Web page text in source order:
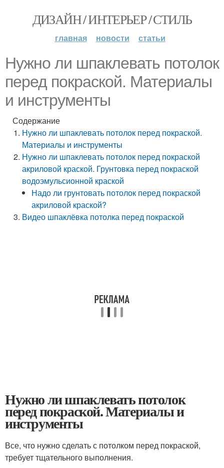
ДИЗАЙН / ИНТЕРЬЕР / СТИЛЬ
главная новости статьи
Нужно ли шпаклевать потолок
перед покраской. Материалы
и инструменты
Содержание
Нужно ли шпаклевать потолок перед покраской.
Материалы и инструменты
Нужно ли шпаклевать потолок перед покраской
акриловой краской. Грунтовка перед покраской
водоэмульсионной краской
Надо ли грунтовать потолок перед покраской
акриловой краской?
Видео шпаклёвка потолка перед покраской
Нужно ли шпаклевать потолок
перед покраской. Материалы и
инструменты
Все, что нужно сделать с потолком перед покраской,
требует тщательного выполнения.